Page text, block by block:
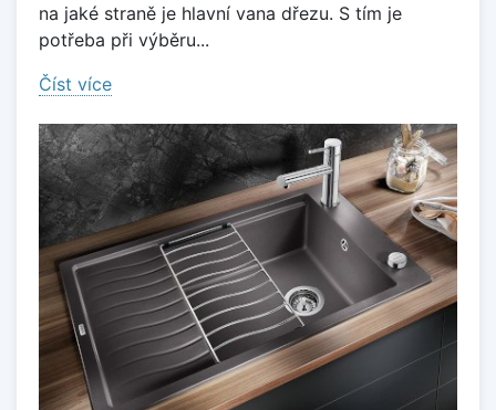
na jaké straně je hlavní vana dřezu. S tím je
potřeba při výběru...
Číst více